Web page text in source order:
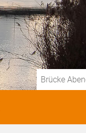
Brücke